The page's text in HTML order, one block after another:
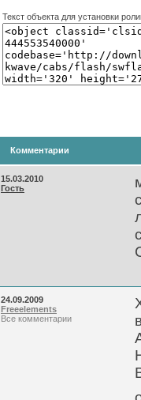
Текст объекта для установки
Комментарии
15.03.2010
Гость
24.09.2009
Freeelements
Все комментарии